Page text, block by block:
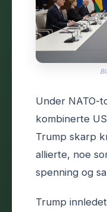
Under NATO-
kombinerte
Trump skarp
allierte, noe
spenning og
Trump